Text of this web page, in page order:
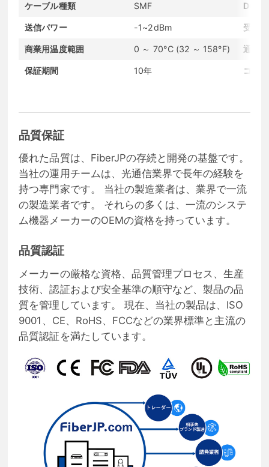
ケーブル種類 SMF DOM
送信パワー -1~2dBm 受信
商業用温度範囲 0 ～ 70°C (32 ～ 158°F) 通信
保証期間 10年 コン
品質保証
優れた品質は、FiberJPの存続と開発の基盤です。
当社の運用チームは、光通信業界で長年の経験を
持つ専門家です。 当社の製造業者は、業界で一流
の製造業者です。 それらの多くは、一流のシステ
ム機器メーカーのOEMの資格を持っています。
品質認証
メーカーの厳格な資格、品質管理プロセス、生産
技術、認証および安全基準の順守など、製品の品
質を管理しています。 現在、当社の製品は、ISO
9001、CE、RoHS、FCCなどの業界標準と主流の
品質認証を満たしています。